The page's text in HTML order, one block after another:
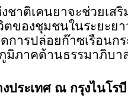
ชาติเคนยาจะช่วยเ
ของชุมชนในระยะย
ารปล่อยก๊าซเรือนก
ภาคด้านธรรมาภิบ
ประเทศ ณ กรุงไนโรบี